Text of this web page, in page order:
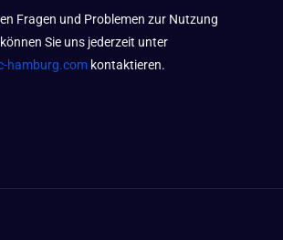
Fragen und Problemen zur Nutzung
Sie uns jederzeit unter
hamburg.com kontaktieren.